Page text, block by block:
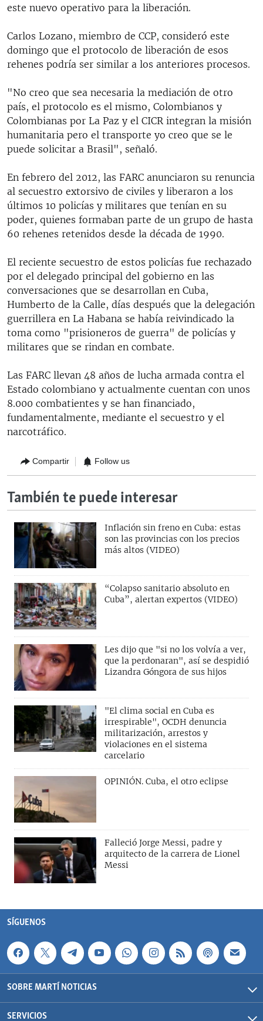
este nuevo operativo para la liberación.
Carlos Lozano, miembro de CCP, consideró este
domingo que el protocolo de liberación de esos
rehenes podría ser similar a los anteriores procesos.
"No creo que sea necesaria la mediación de otro
país, el protocolo es el mismo, Colombianos y
Colombianas por La Paz y el CICR integran la misión
humanitaria pero el transporte yo creo que se le
puede solicitar a Brasil", señaló.
En febrero del 2012, las FARC anunciaron su renuncia
al secuestro extorsivo de civiles y liberaron a los
últimos 10 policías y militares que tenían en su
poder, quienes formaban parte de un grupo de hasta
60 rehenes retenidos desde la década de 1990.
El reciente secuestro de estos policías fue rechazado
por el delegado principal del gobierno en las
conversaciones que se desarrollan en Cuba,
Humberto de la Calle, días después que la delegación
guerrillera en La Habana se había reivindicado la
toma como "prisioneros de guerra" de policías y
militares que se rindan en combate.
Las FARC llevan 48 años de lucha armada contra el
Estado colombiano y actualmente cuentan con unos
8.000 combatientes y se han financiado,
fundamentalmente, mediante el secuestro y el
narcotráfico.
Compartir Follow us
También te puede interesar
Inflación sin freno en Cuba: estas
son las provincias con los precios
más altos (VIDEO)
“Colapso sanitario absoluto en
Cuba”, alertan expertos (VIDEO)
Les dijo que "si no los volvía a ver,
que la perdonaran", así se despidió
Lizandra Góngora de sus hijos
"El clima social en Cuba es
irrespirable", OCDH denuncia
militarización, arrestos y
violaciones en el sistema
carcelario
OPINIÓN. Cuba, el otro eclipse
Falleció Jorge Messi, padre y
arquitecto de la carrera de Lionel
Messi
SÍGUENOS
SOBRE MARTÍ NOTICIAS
SERVICIOS